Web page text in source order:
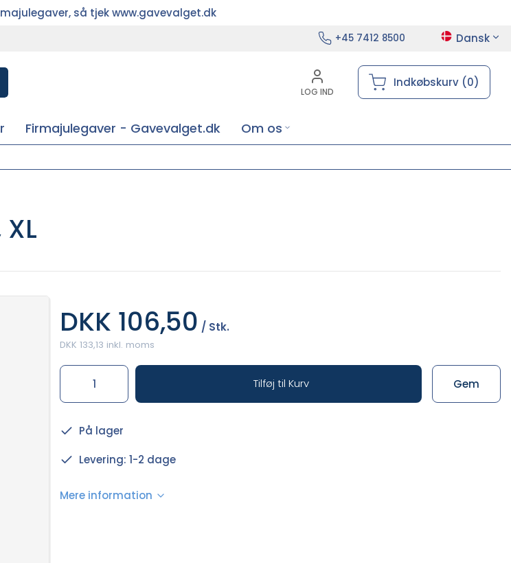
så tjek www.gavevalget.dk
+45 7412 8500 Dansk
LOG IND
Indkøbskurv (0)
Firmajulegaver - Gavevalget.dk Om os
DKK 106,50 / Stk.
DKK 133,13 inkl. moms
Tilføj til Kurv Gem
På lager
Levering: 1-2 dage
Mere information